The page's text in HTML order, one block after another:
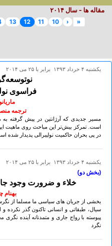
مقاله ها - سال ۲٠۱۴
«
‹
10
11
12
13
يكشنبه ۴ خرداد ۱۳۹۳ برابر با ۲۵ می ۲۰۱۴
فراسوی
ترجمه
مسیر جدیدی که آرژانتین در پیش گرفته
است. تمرکز بیش‌تر این مباحث روی ماهیت
در پی بحران حاکمیت نولیبرالی پدیدار شده
يكشنبه ۴ خرداد ۱۳۹۳ برابر با ۲۵ می ۲۰۱۴
(بخش دو)
خلاء و ضرورت وجود
بهنام
بخشی از جریان های سیاسی ما مسلما از
سیال، طبقاتی و انسانی تاکنون گذر نکرده
پیوسته با رواج جاری و متمدنانه آینده
نگرد